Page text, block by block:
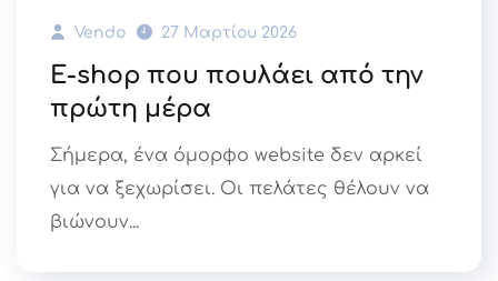
Vendo 27 Μαρτίου 2026
E-shop που πουλάει από την
πρώτη μέρα
Σήμερα, ένα όμορφο website δεν αρκεί
για να ξεχωρίσει. Οι πελάτες θέλουν να
βιώνουν...